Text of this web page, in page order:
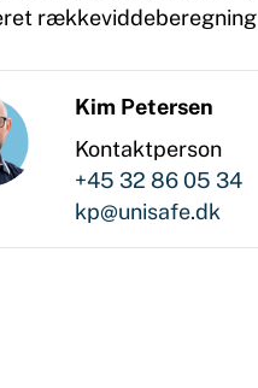
rækkeviddeberegning
Kim Petersen
Kontaktperson
+45 32 86 05 34
kp@unisafe.dk